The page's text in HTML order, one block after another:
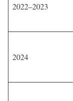
2022–2023
2024